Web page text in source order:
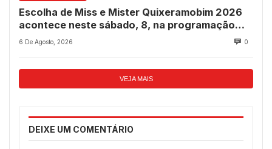
Escolha de Miss e Mister Quixeramobim 2026
acontece neste sábado, 8, na programação
dos 237 anos do município
6 De Agosto, 2026 0
VEJA MAIS
DEIXE UM COMENTÁRIO